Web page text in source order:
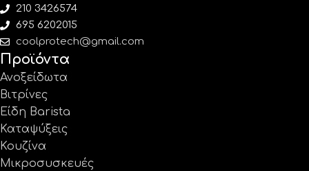
210 3426574
695 6202015
coolprotech@gmail.com
Προϊόντα
Ανοξείδωτα
Βιτρίνες
Είδη Barista
Καταψύξεις
Κουζίνα
Μικροσυσκευές